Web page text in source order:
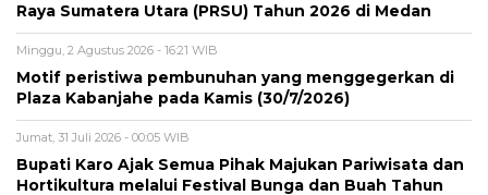
Raya Sumatera Utara (PRSU) Tahun 2026 di Medan
Minggu, 2 Agustus 2026 - 16:21 WIB
Motif peristiwa pembunuhan yang menggegerkan di
Plaza Kabanjahe pada Kamis (30/7/2026)
Jumat, 31 Juli 2026 - 00:05 WIB
Bupati Karo Ajak Semua Pihak Majukan Pariwisata dan
Hortikultura melalui Festival Bunga dan Buah Tahun